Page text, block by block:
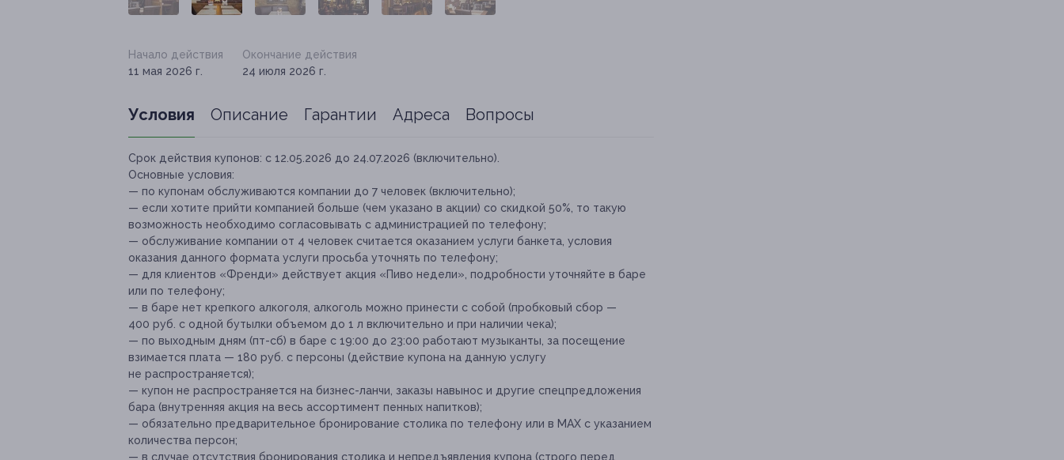
Начало действия
11 мая 2026 г.
Окончание действия
24 июля 2026 г.
Условия Описание Гарантии Адреса Вопросы
Срок действия купонов: с 12.05.2026 до 24.07.2026 (включительно).
Основные условия:
— по купонам обслуживаются компании до 7 человек (включительно);
— если хотите прийти компанией больше (чем указано в акции) со скидкой 50%, то такую
возможность необходимо согласовывать с администрацией по телефону;
— обслуживание компании от 4 человек считается оказанием услуги банкета, условия
оказания данного формата услуги просьба уточнять по телефону;
— для клиентов «Френди» действует акция «Пиво недели», подробности уточняйте в баре
или по телефону;
— в баре нет крепкого алкоголя, алкоголь можно принести с собой (пробковый сбор —
400 руб. с одной бутылки объемом до 1 л включительно и при наличии чека);
— по выходным дням (пт-сб) в баре с 19:00 до 23:00 работают музыканты, за посещение
взимается плата — 180 руб. с персоны (действие купона на данную услугу
не распространяется);
— купон не распространяется на бизнес-ланчи, заказы навынос и другие спецпредложения
бара (внутренняя акция на весь ассортимент пенных напитков);
— обязательно предварительное бронирование столика по телефону или в МАХ с указанием
количества персон;
— в случае отсутствия бронирования столика и непредъявления купона (строго перед